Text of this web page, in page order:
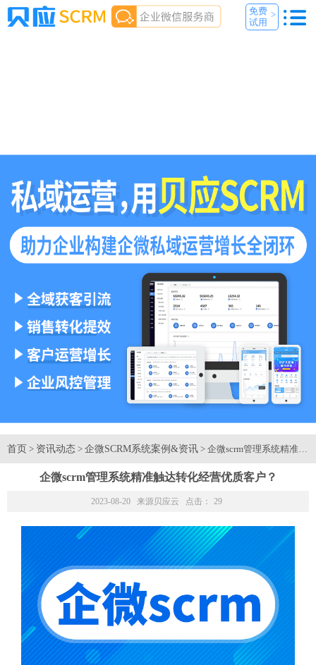
免费
试用
>
首页 > 资讯动态 > 企微SCRM系统案例&资讯 > 企微scrm管理系统精准触
企微scrm管理系统精准触达转化经营优质客户？
2023-08-20 来源贝应云 点击： 29